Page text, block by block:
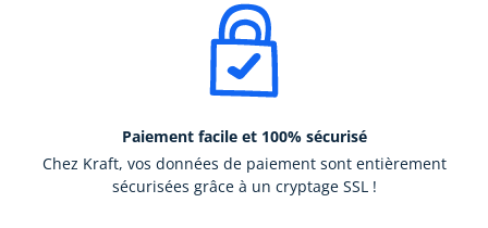
Paiement facile et 100% sécurisé
Chez Kraft, vos données de paiement sont entièrement
sécurisées grâce à un cryptage SSL !